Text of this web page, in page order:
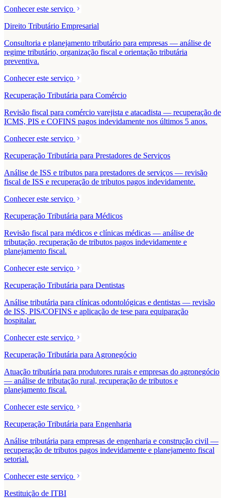
Conhecer este serviço
Direito Tributário Empresarial
Consultoria e planejamento tributário para empresas — análise de
regime tributário, organização fiscal e orientação tributária
preventiva.
Conhecer este serviço
Recuperação Tributária para Comércio
Revisão fiscal para comércio varejista e atacadista — recuperação de
ICMS, PIS e COFINS pagos indevidamente nos últimos 5 anos.
Conhecer este serviço
Recuperação Tributária para Prestadores de Serviços
Análise de ISS e tributos para prestadores de serviços — revisão
fiscal de ISS e recuperação de tributos pagos indevidamente.
Conhecer este serviço
Recuperação Tributária para Médicos
Revisão fiscal para médicos e clínicas médicas — análise de
tributação, recuperação de tributos pagos indevidamente e
planejamento fiscal.
Conhecer este serviço
Recuperação Tributária para Dentistas
Análise tributária para clínicas odontológicas e dentistas — revisão
de ISS, PIS/COFINS e aplicação de tese para equiparação
hospitalar.
Conhecer este serviço
Recuperação Tributária para Agronegócio
Atuação tributária para produtores rurais e empresas do agronegócio
— análise de tributação rural, recuperação de tributos e
planejamento fiscal.
Conhecer este serviço
Recuperação Tributária para Engenharia
Análise tributária para empresas de engenharia e construção civil —
recuperação de tributos pagos indevidamente e planejamento fiscal
setorial.
Conhecer este serviço
Restituição de ITBI